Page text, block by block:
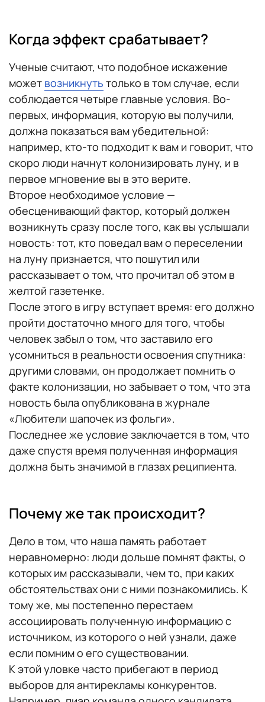
Когда эффект срабатывает?
Ученые считают, что подобное искажение
может возникнуть только в том случае, если
соблюдается четыре главные условия. Во-
первых, информация, которую вы получили,
должна показаться вам убедительной:
например, кто-то подходит к вам и говорит, что
скоро люди начнут колонизировать луну, и в
первое мгновение вы в это верите.
Второе необходимое условие —
обесценивающий фактор, который должен
возникнуть сразу после того, как вы услышали
новость: тот, кто поведал вам о переселении
на луну признается, что пошутил или
рассказывает о том, что прочитал об этом в
желтой газетенке.
После этого в игру вступает время: его должно
пройти достаточно много для того, чтобы
человек забыл о том, что заставило его
усомниться в реальности освоения спутника:
другими словами, он продолжает помнить о
факте колонизации, но забывает о том, что эта
новость была опубликована в журнале
«Любители шапочек из фольги».
Последнее же условие заключается в том, что
даже спустя время полученная информация
должна быть значимой в глазах реципиента.
Почему же так происходит?
Дело в том, что наша память работает
неравномерно: люди дольше помнят факты, о
которых им рассказывали, чем то, при каких
обстоятельствах они с ними познакомились. К
тому же, мы постепенно перестаем
ассоциировать полученную информацию с
источником, из которого о ней узнали, даже
если помним о его существовании.
К этой уловке часто прибегают в период
выборов для антирекламы конкурентов.